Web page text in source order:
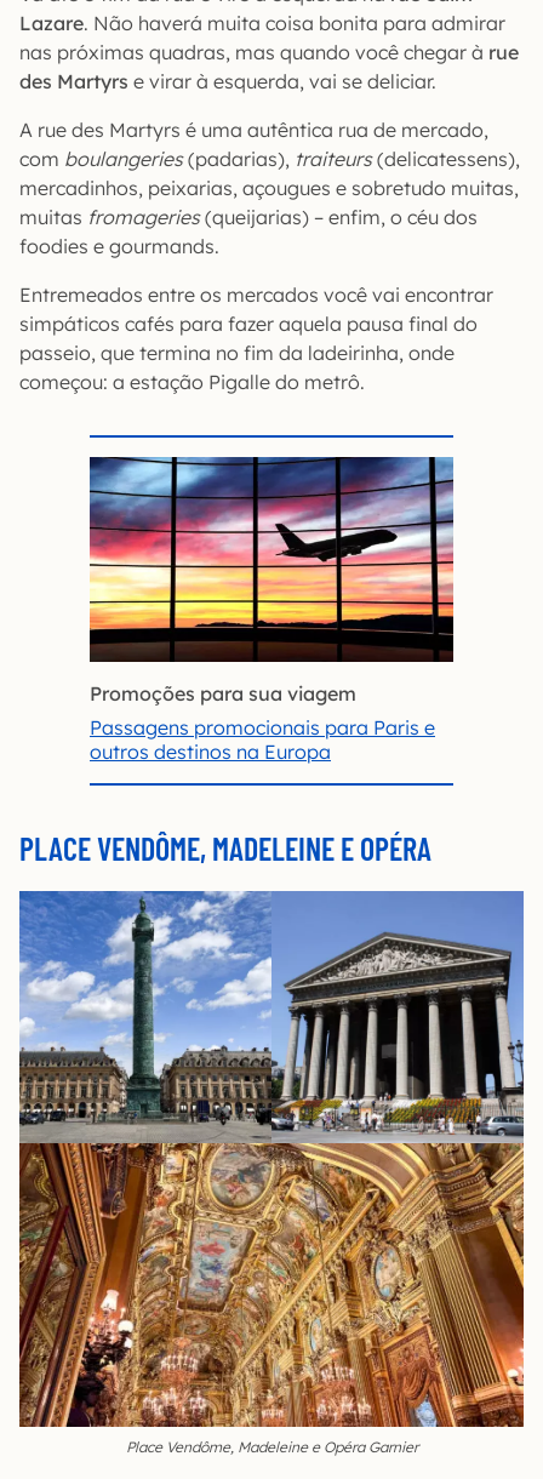
Lazare. Não haverá muita coisa bonita para admirar
nas próximas quadras, mas quando você chegar à rue
des Martyrs e virar à esquerda, vai se deliciar.
A rue des Martyrs é uma autêntica rua de mercado,
com boulangeries(padarias), traiteurs(delicatessens),
mercadinhos, peixarias, açougues e sobretudo muitas,
muitas fromageries(queijarias) – enfim, o céu dos
foodies e gourmands.
Entremeados entre os mercados você vai encontrar
simpáticos cafés para fazer aquela pausa final do
passeio, que termina no fim da ladeirinha, onde
começou: a estação Pigalle do metrô.
Promoções para sua viagem
Passagens promocionais para Paris e
outros destinos na Europa
PLACE VENDÔME, MADELEINE E OPÉRA
Place Vendôme, Madeleine e Opéra Garnier